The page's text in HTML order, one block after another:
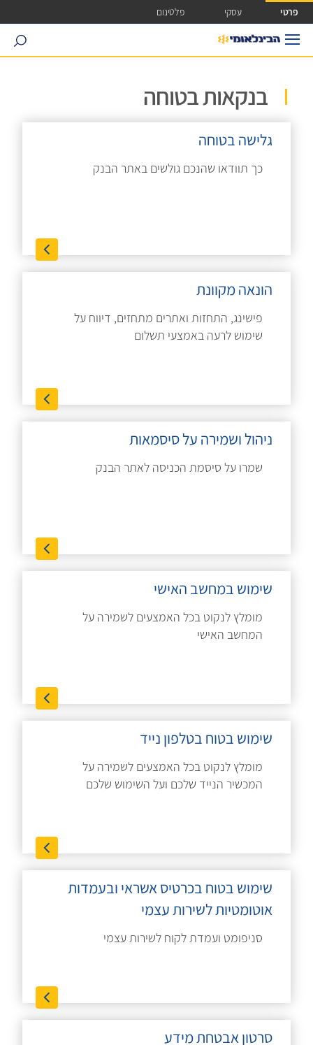
גישה ישירה לכפתור כניסה לחשבונך
פרטי עסקי פלטינום
search
בנקאות בטוחה
גלישה בטוחה
כך תוודאו שהנכם גולשים באתר הבנק
הונאה מקוונת
פישינג, התחזות ואתרים מתחזים, דיווח על
שימוש לרעה באמצעי תשלום
ניהול ושמירה על סיסמאות
שמרו על סיסמת הכניסה לאתר הבנק
שימוש במחשב האישי
מומלץ לנקוט בכל האמצעים לשמירה על
המחשב האישי
שימוש בטוח בטלפון נייד
מומלץ לנקוט בכל האמצעים לשמירה על
המכשיר הנייד שלכם ועל השימוש שלכם
שימוש בטוח בכרטיס אשראי ובעמדות
אוטומטיות לשירות עצמי
סניפומט ועמדת לקוח לשירות עצמי
סרטון אבטחת מידע